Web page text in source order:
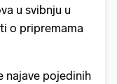
u svibnju u
o pripremama
najave pojedinih